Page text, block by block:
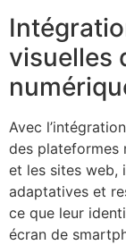
visuelles
Avec
des plateformes
et les sites web,
adaptatives et
ce que leur
écran de